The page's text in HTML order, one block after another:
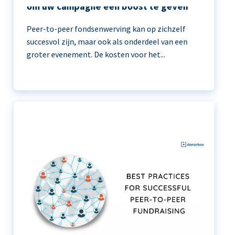
om uw campagne een boost te geven
Peer-to-peer fondsenwerving kan op zichzelf
succesvol zijn, maar ook als onderdeel van een
groter evenement. De kosten voor het...